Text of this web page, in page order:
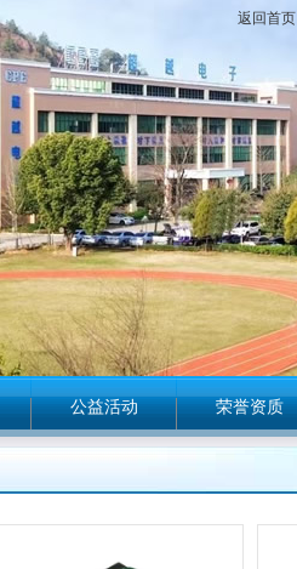
返回首页
公益活动 荣誉资质